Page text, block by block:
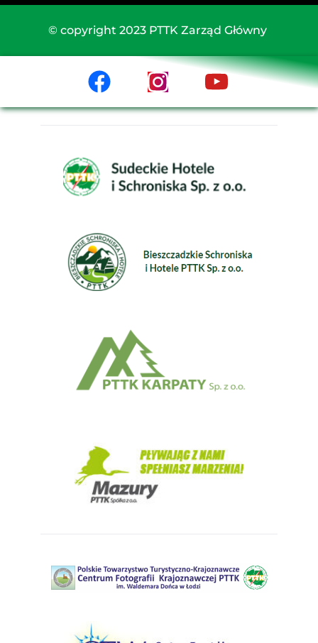
© copyright 2023 PTTK Zarząd Główny